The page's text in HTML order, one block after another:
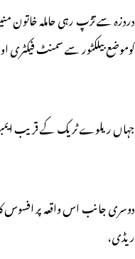
دردزہ سے تڑپ رہی حاملہ خاتون
کوموضع بیلکٹور سے سمنٹ فیکٹری
جہاں ریلوے ٹریک کے قریب
دوسری جانب اس واقعہ پر افسوس
ریڈی،